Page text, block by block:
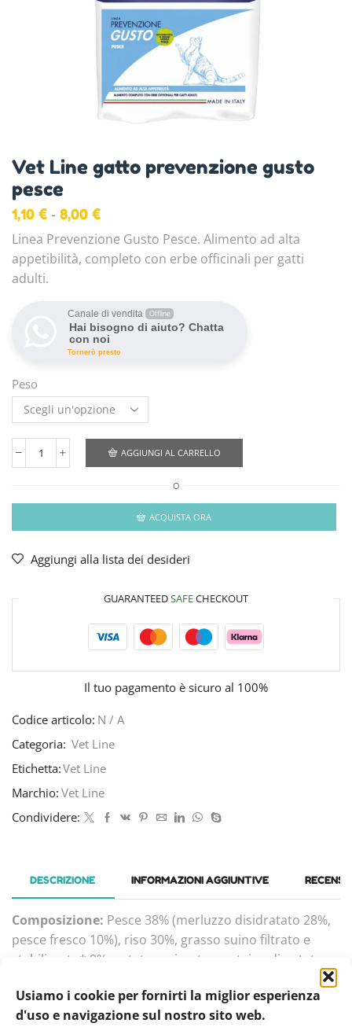
Usiamo i cookie per fornirti la miglior esperienza
d'uso e navigazione sul nostro sito web.
Vet Line gatto prevenzione gusto
pesce
1,10 € - 8,00 €
Linea Prevenzione Gusto Pesce. Alimento ad alta
appetibilità, completo con erbe officinali per gatti
adulti.
Canale di vendita Offline
Hai bisogno di aiuto? Chatta
con noi
Tornerò presto
Peso
AGGIUNGI AL CARRELLO
O
ACQUISTA ORA
Aggiungi alla lista dei desideri
GUARANTEEDSAFECHECKOUT
Il tuo pagamento è sicuro al 100%
Codice articolo: N / A
Categoria: Vet Line
Etichetta:Vet Line
Marchio: Vet Line
Condividere:
DESCRIZIONE INFORMAZIONI AGGIUNTIVE
Composizione: Pesce 38% (merluzzo disidratato 28%,
pesce fresco 10%), riso 30%, grasso suino filtrato e
stabilizzato* 9%, patata essiccata, proteina di patata,
essiccata, lievito di birra, semi di lino, farina di piselli,
erbe officinali 0,5% (Linum Usitatissimum, Plantago